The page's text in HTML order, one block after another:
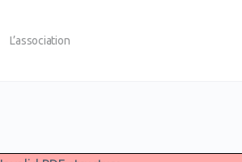
L’association